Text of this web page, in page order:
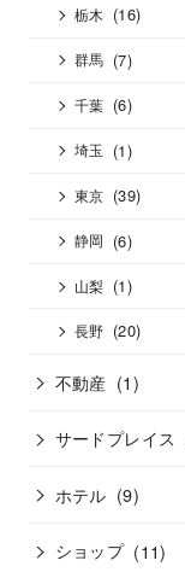
栃木 (16)
群馬 (7)
千葉 (6)
埼玉 (1)
東京 (39)
静岡 (6)
山梨 (1)
長野 (20)
不動産 (1)
サードプレイス
ホテル (9)
ショップ (11)